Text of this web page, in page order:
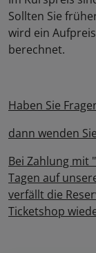
Sollten Sie
wird ein
berechnet.
Haben Sie
dann wenden
Bei Zahlung mit
Tagen auf
verfällt die
Ticketshop